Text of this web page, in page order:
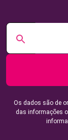
Os dados são de
das informações